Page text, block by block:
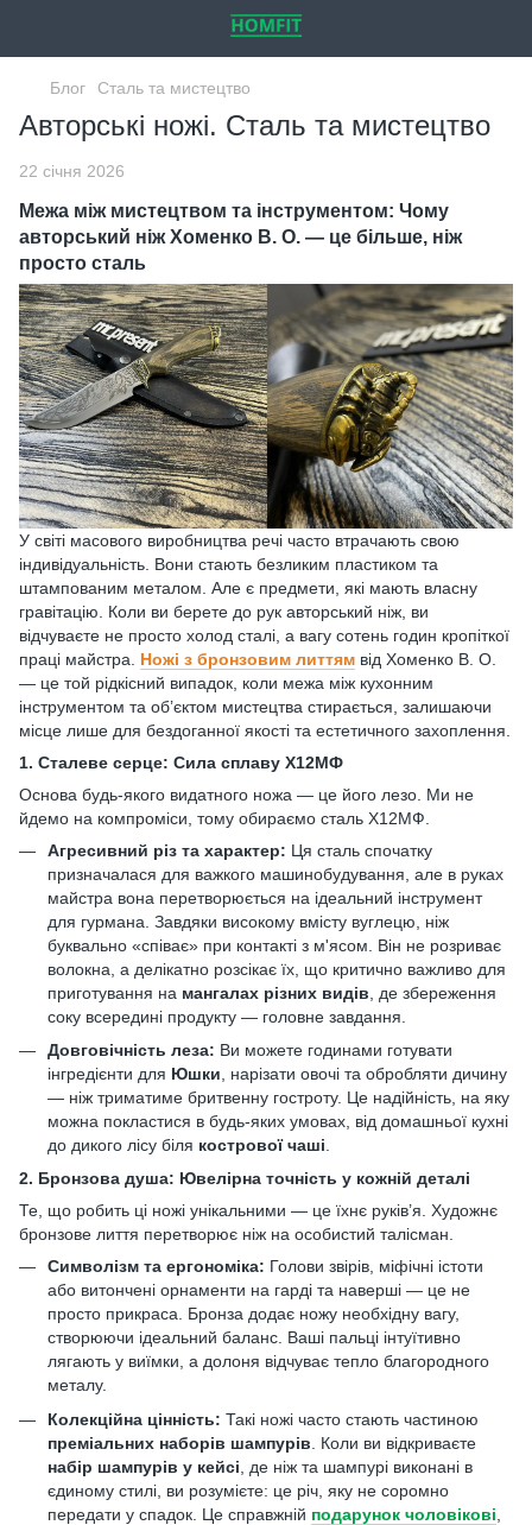
Блог Сталь та мистецтво
Авторські ножі. Сталь та мистецтво
22 січня 2026
Межа між мистецтвом та інструментом: Чому
авторський ніж Хоменко В. О. — це більше, ніж
просто сталь
У світі масового виробництва речі часто втрачають свою
індивідуальність. Вони стають безликим пластиком та
штампованим металом. Але є предмети, які мають власну
гравітацію. Коли ви берете до рук авторський ніж, ви
відчуваєте не просто холод сталі, а вагу сотень годин кропіткої
праці майстра. Ножі з бронзовим литтям від Хоменко В. О.
— це той рідкісний випадок, коли межа між кухонним
інструментом та об’єктом мистецтва стирається, залишаючи
місце лише для бездоганної якості та естетичного захоплення.
1. Сталеве серце: Сила сплаву Х12МФ
Основа будь-якого видатного ножа — це його лезо. Ми не
йдемо на компроміси, тому обираємо сталь Х12МФ.
Агресивний різ та характер: Ця сталь спочатку
призначалася для важкого машинобудування, але в руках
майстра вона перетворюється на ідеальний інструмент
для гурмана. Завдяки високому вмісту вуглецю, ніж
буквально «співає» при контакті з м'ясом. Він не розриває
волокна, а делікатно розсікає їх, що критично важливо для
приготування на мангалах різних видів , де збереження
соку всередині продукту — головне завдання.
Довговічність леза: Ви можете годинами готувати
інгредієнти для Юшки , нарізати овочі та обробляти дичину
— ніж триматиме бритвенну гостроту. Це надійність, на яку
можна покластися в будь-яких умовах, від домашньої кухні
до дикого лісу біля кострової чаші
2. Бронзова душа: Ювелірна точність у кожній деталі
Те, що робить ці ножі унікальними — це їхнє руків’я. Художнє
бронзове лиття перетворює ніж на особистий талісман.
Символізм та ергономіка: Голови звірів, міфічні істоти
або витончені орнаменти на гарді та наверші — це не
просто прикраса. Бронза додає ножу необхідну вагу,
створюючи ідеальний баланс. Ваші пальці інтуїтивно
лягають у виїмки, а долоня відчуває тепло благородного
металу.
Колекційна цінність: Такі ножі часто стають частиною
преміальних наборів шампурів . Коли ви відкриваєте
набір шампурів у кейсі , де ніж та шампурі виконані в
єдиному стилі, ви розумієте: це річ, яку не соромно
передати у спадок. Це справжній подарунок чоловікові